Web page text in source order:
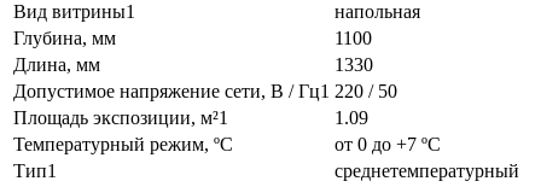
Вид витрины1
напольная
Глубина, мм
1100
Длина, мм
1330
Допустимое напряжение сети, В / Гц1 220 / 50
Площадь экспозиции, м²1
1.09
Температурный режим, ºC
от 0 до +7 ºC
Тип1
среднетемпературный